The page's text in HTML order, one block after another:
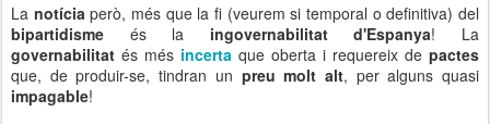
La notícia però, més que la fi (veurem si temporal o definitiva) del
bipartidisme és la ingovernabilitat d'Espanya! La
governabilitat és més incerta que oberta i requereix de pactes
que, de produir-se, tindran un preu molt alt, per alguns quasi
impagable!